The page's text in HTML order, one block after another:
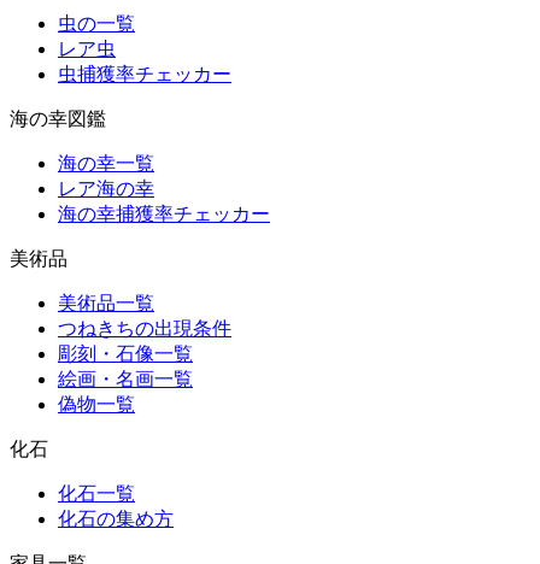
虫の一覧
レア虫
虫捕獲率チェッカー
海の幸図鑑
海の幸一覧
レア海の幸
海の幸捕獲率チェッカー
美術品
美術品一覧
つねきちの出現条件
彫刻・石像一覧
絵画・名画一覧
偽物一覧
化石
化石一覧
化石の集め方